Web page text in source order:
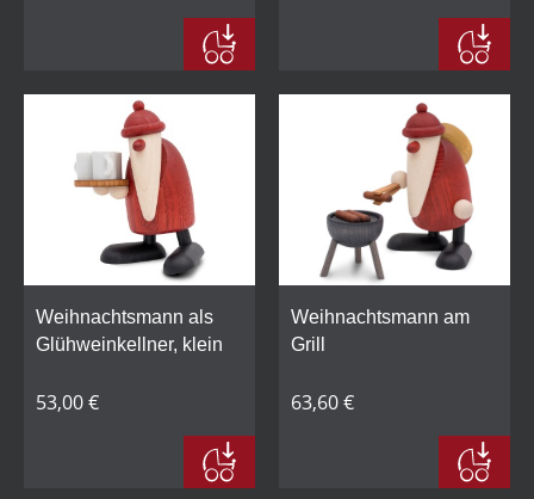
Weihnachtsmann als
Glühweinkellner, klein
53,00 €
Weihnachtsmann am
Grill
63,60 €